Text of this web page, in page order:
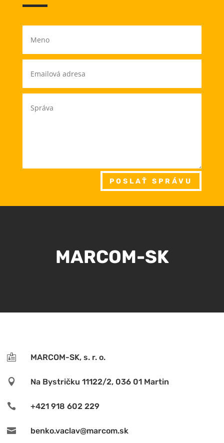
POSLAŤ SPRÁVU
MARCOM-SK
 MARCOM-SK, s. r. o.
 Na Bystričku 11122/2, 036 01 Martin
 +421 918 602 229
 benko.vaclav@marcom.sk